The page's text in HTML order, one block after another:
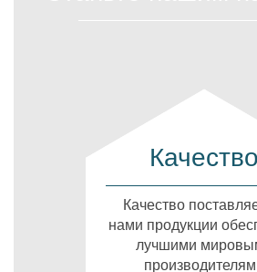
Качество
Качество
нами продукции
лучшими